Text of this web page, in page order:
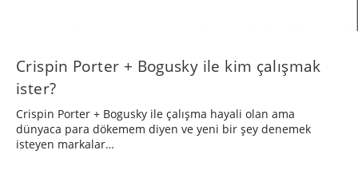
Crispin Porter + Bogusky ile kim çalışmak
ister?
Crispin Porter + Bogusky ile çalışma hayali olan ama
dünyaca para dökemem diyen ve yeni bir şey denemek
isteyen markalar…